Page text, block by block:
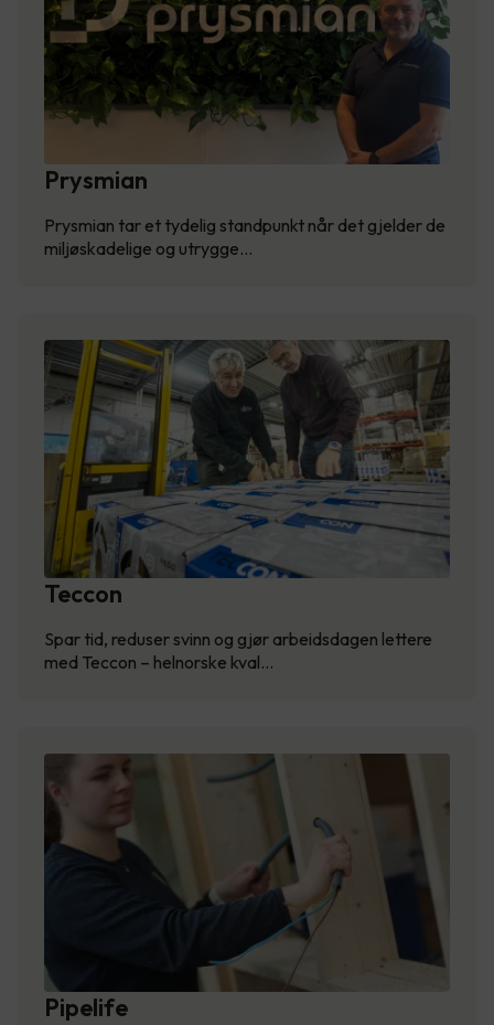
Prysmian
Prysmian tar et tydelig standpunkt når det gjelder de
miljøskadelige og utrygge…
Teccon
Spar tid, reduser svinn og gjør arbeidsdagen lettere
med Teccon – helnorske kval…
Pipelife